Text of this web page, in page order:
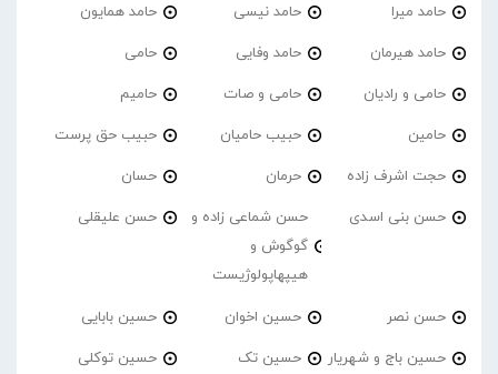
حامد میرا حامد نیسی حامد همایون
حامد هیرمان حامد وفایی حامی
حامی و رادیان حامی و صات حامیم
حامین حبیب حامیان حبیب حق پرست
حجت اشرف زاده حرمان حسان
حسن بنی اسدی
حسن شماعی زاده و
گوگوش و
هیپهاپولوژیست
حسن علیقلی
حسن نصر حسین اخوان حسین بابایی
حسین باج و شهریار حسین تک حسین توکلی